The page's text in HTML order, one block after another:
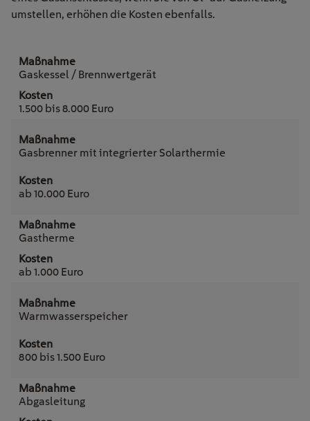
umstellen, erhöhen die Kosten ebenfalls.
Gaskessel / Brennwertgerät
1.500 bis 8.000 Euro
Gasbrenner mit integrierter Solarthermie
ab 10.000 Euro
Gastherme
ab 1.000 Euro
Warmwasserspeicher
800 bis 1.500 Euro
Abgasleitung